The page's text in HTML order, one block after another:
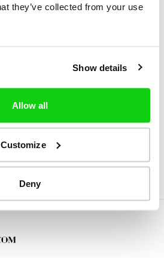
they’ve collected from your use
Show details
Allow all
Customize
Deny
ponownie zapytany, czy
plików cookie.
witryny, użytkownicy
opcję "Nie, nie akceptuję",
zagwarantować dostępu